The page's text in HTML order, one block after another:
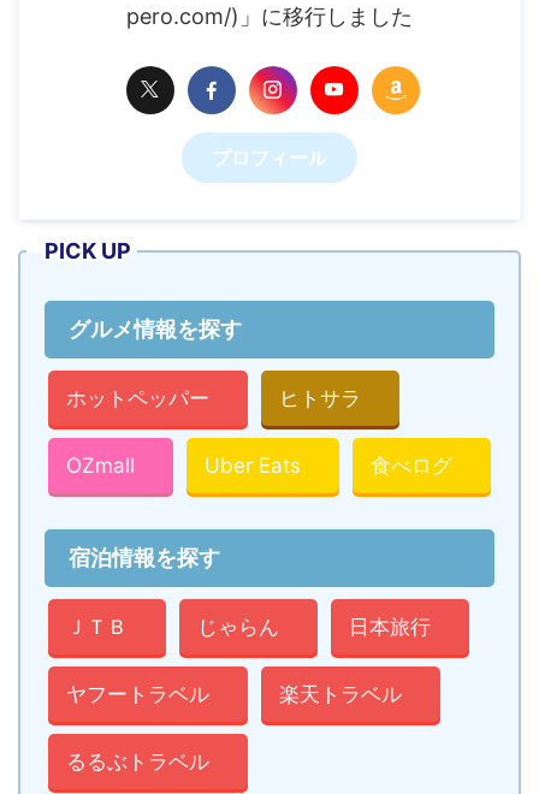
pero.com/)」に移行しました
プロフィール
PICK UP
グルメ情報を探す
ホットペッパー ヒトサラ
OZmall Uber Eats 食べログ
宿泊情報を探す
ＪＴＢ じゃらん 日本旅行
ヤフートラベル 楽天トラベル
るるぶトラベル